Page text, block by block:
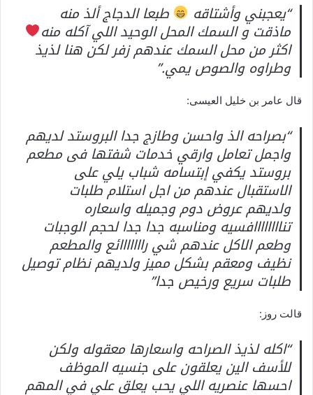
“يعجبني وأشتاقه طبعا الدجاج ألذ منه
ماذقت و السمك المحل الوحيد اللي آكله منه
اكثر من محل السمك عندهم زفر لكن هنا لذيذ
وطراوه والصوص يمي.”
قال عامر بن خليل العيسى:
“بصراحه الذ واحسن وطازج جدا البروستد لديهم
واجمل تعامل وارقي خدمات شفتها فى مطعم
بروستد يكفي إبتسامه شباب يلي على
الاستقبال عندهم من اجل استلام طلبات
ولديهم عروض دوم وجميله واسعاره
تناااااااافسيه ومناسبه جدا جدا لحجم الوجبات
وطعم الاكل عندهم شي رااااااائع والمطعم
نظيف ومعقم بشكل مميز ولديهم نظام توصيل
طلبات سريع ورخيص جدا”
قالت روز:
“اكله لذيذ الصراحه واسعارها معقوله ولكن
للأسف الين يعلقون على جنسيه الموظف
احسها عنصريه اللي يحب يعلق علي في المهم